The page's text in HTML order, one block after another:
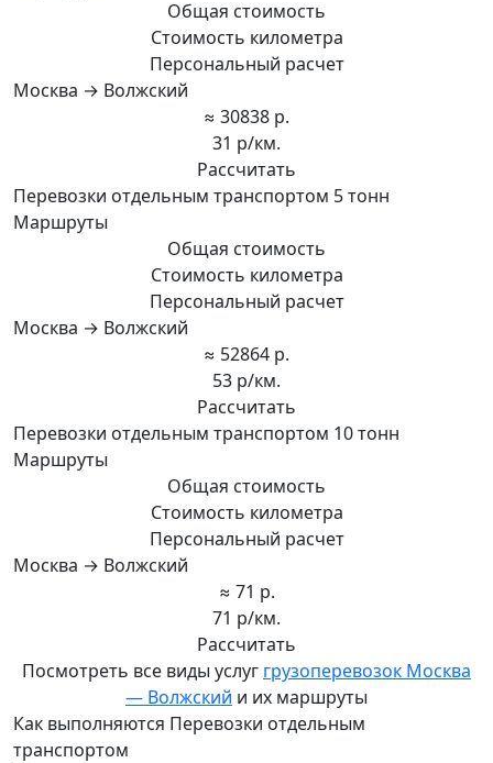
Общая стоимость
Стоимость километра
Персональный расчет
Москва → Волжский
≈ 30838 р.
31 р/км.
Рассчитать
Перевозки отдельным транспортом 5 тонн
Маршруты
Общая стоимость
Стоимость километра
Персональный расчет
Москва → Волжский
≈ 52864 р.
53 р/км.
Рассчитать
Перевозки отдельным транспортом 10 тонн
Маршруты
Общая стоимость
Стоимость километра
Персональный расчет
Москва → Волжский
≈ 71 р.
71 р/км.
Рассчитать
Посмотреть все виды услуг грузоперевозок Москва
— Волжский и их маршруты
Как выполняются Перевозки отдельным
транспортом